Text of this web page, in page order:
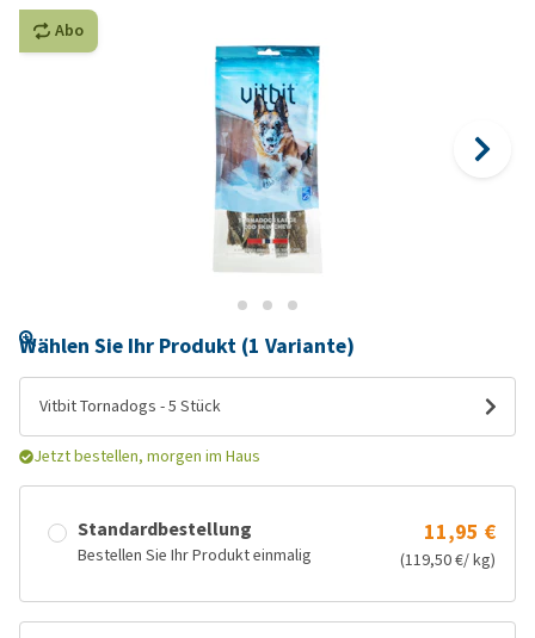
Abo
Wählen Sie Ihr Produkt (1 Variante)
Vitbit Tornadogs - 5 Stück
Jetzt bestellen, morgen im Haus
Standardbestellung
Bestellen Sie Ihr Produkt einmalig
11,95 €
(119,50 €/ kg)